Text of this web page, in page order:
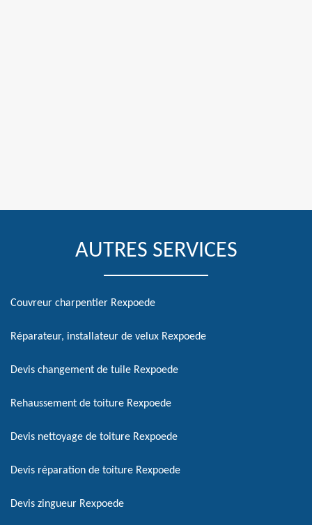
AUTRES SERVICES
Couvreur charpentier Rexpoede
Réparateur, installateur de velux Rexpoede
Devis changement de tuile Rexpoede
Rehaussement de toiture Rexpoede
Devis nettoyage de toiture Rexpoede
Devis réparation de toiture Rexpoede
Devis zingueur Rexpoede